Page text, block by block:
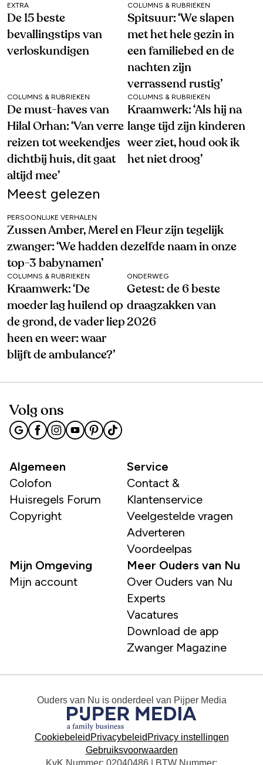
EXTRA
De 15 beste
bevallingstips van
verloskundigen
COLUMNS & RUBRIEKEN
Spitsuur: ‘We slapen
met het hele gezin in
een familiebed en de
nachten zijn
verrassend rustig’
COLUMNS & RUBRIEKEN
De must-haves van
Hilal Orhan: ‘Van verre
reizen tot weekendjes
dichtbij huis, dit gaat
altijd mee’
COLUMNS & RUBRIEKEN
Kraamwerk: ‘Als hij na
lange tijd zijn kinderen
weer ziet, houd ook ik
het niet droog’
Meest gelezen
PERSOONLIJKE VERHALEN
Zussen Amber, Merel en Fleur zijn tegelijk
zwanger: ‘We hadden dezelfde naam in onze
top-3 babynamen’
COLUMNS & RUBRIEKEN
Kraamwerk: ‘De
moeder lag huilend op
de grond, de vader liep
heen en weer: waar
blijft de ambulance?’
ONDERWEG
Getest: de 6 beste
draagzakken van
2026
Volg ons
Algemeen
Colofon
Huisregels Forum
Copyright
Service
Contact &
Klantenservice
Veelgestelde vragen
Adverteren
Voordeelpas
Mijn Omgeving
Mijn account
Meer Ouders van Nu
Over Ouders van Nu
Experts
Vacatures
Download de app
Zwanger Magazine
Ouders van Nu is onderdeel van Pijper Media
Cookiebeleid Privacybeleid Privacy instellingen
Gebruiksvoorwaarden
KvK Nummer: 02040486 | BTW Nummer: